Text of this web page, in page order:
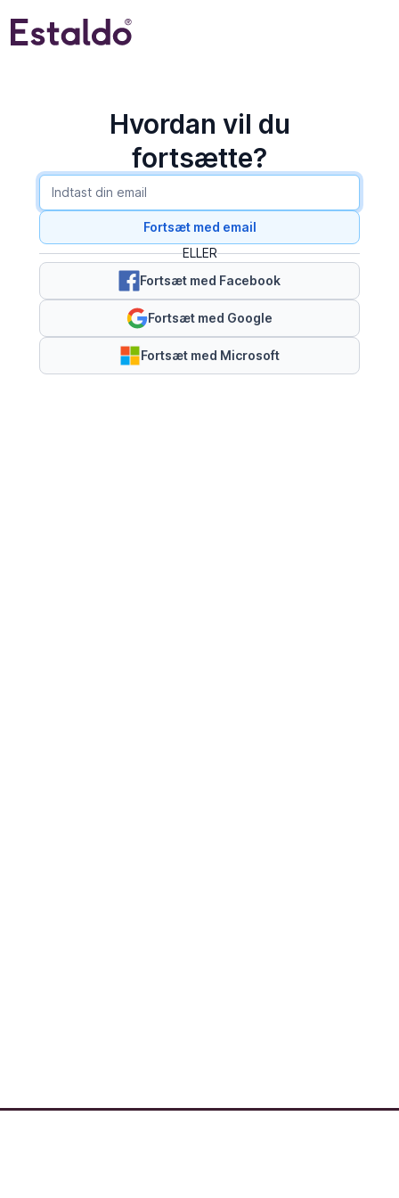
Hvordan vil du
fortsætte?
Fortsæt med email
ELLER
Fortsæt med Facebook
Fortsæt med Google
Fortsæt med Microsoft